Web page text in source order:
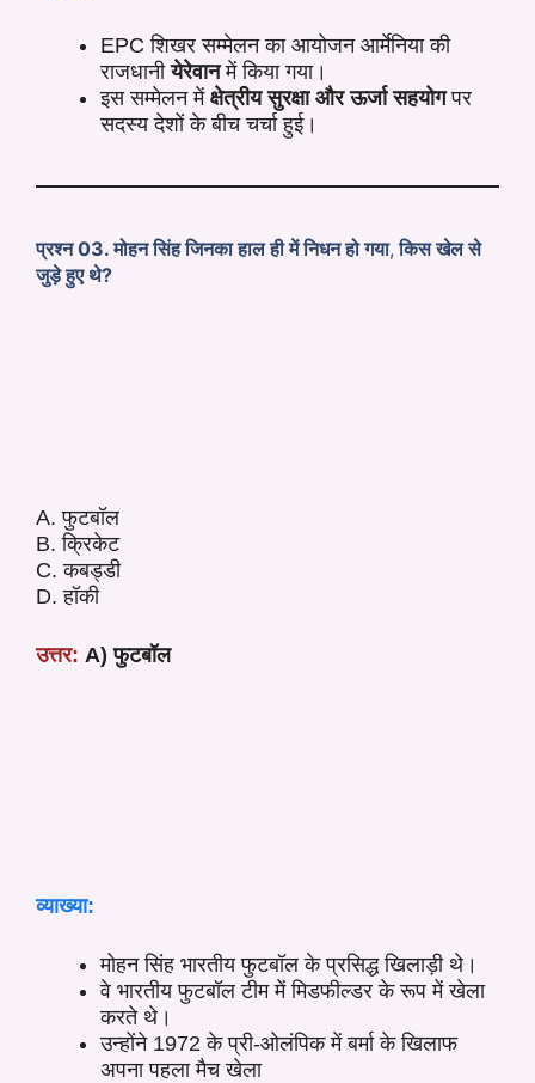
EPC शिखर सम्मेलन का आयोजन आर्मेनिया की
राजधानीयेरेवानमें किया गया।
इस सम्मेलन में क्षेत्रीय सुरक्षा औरऊर्जा सहयोगपर
सदस्य देशों के बीच चर्चा हुई।
प्रश्न 03. मोहन सिंह जिनका हाल ही में निधन हो गया, किस खेल से
जुड़े हुए थे?
A. फुटबॉल
B. क्रिकेट
C. कबड्डी
D. हॉकी
उत्तर: A) फुटबॉल
व्याख्या:
मोहन सिंह भारतीय फुटबॉल के प्रसिद्ध खिलाड़ी थे।
वे भारतीय फुटबॉल टीम में मिडफील्डर के रूप में खेला
करते थे।
उन्होंने 1972 के प्री-ओलंपिक में बर्मा के खिलाफ
अपना पहला मैच खेला